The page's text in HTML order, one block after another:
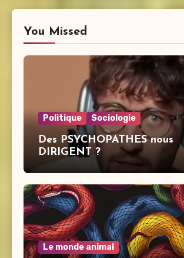
You Missed
Politique Sociologie
Des PSYCHOPATHES nous
DIRIGENT ?
Le monde animal